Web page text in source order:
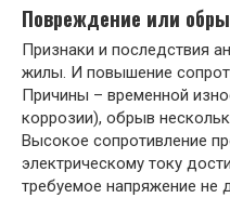
Повреждение или
Признаки и последствия
жилы. И повышение
Причины – временной
коррозии), обрыв
Высокое сопротивление
электрическому току
требуемое напряжение не